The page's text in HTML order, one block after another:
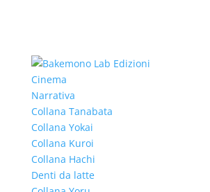
Cinema
Narrativa
Collana Tanabata
Collana Yokai
Collana Kuroi
Collana Hachi
Denti da latte